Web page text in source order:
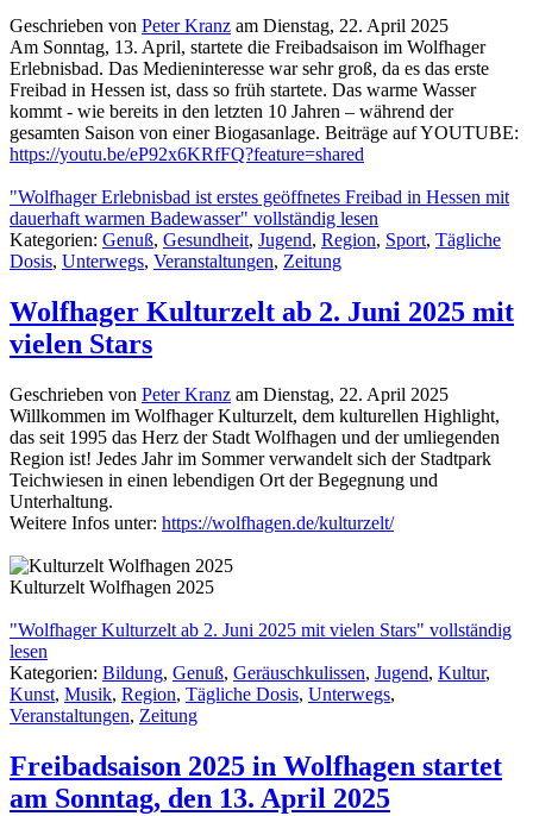
Geschrieben von Peter Kranz am Dienstag, 22. April 2025
Am Sonntag, 13. April, startete die Freibadsaison im Wolfhager
Erlebnisbad. Das Medieninteresse war sehr groß, da es das erste
Freibad in Hessen ist, dass so früh startete. Das warme Wasser
kommt - wie bereits in den letzten 10 Jahren – während der
gesamten Saison von einer Biogasanlage. Beiträge auf YOUTUBE:
https://youtu.be/eP92x6KRfFQ?feature=shared
"Wolfhager Erlebnisbad ist erstes geöffnetes Freibad in Hessen mit
dauerhaft warmen Badewasser" vollständig lesen
Kategorien: Genuß, Gesundheit, Jugend, Region, Sport, Tägliche
Dosis, Unterwegs, Veranstaltungen, Zeitung
Wolfhager Kulturzelt ab 2. Juni 2025 mit
vielen Stars
Geschrieben von Peter Kranz am Dienstag, 22. April 2025
Willkommen im Wolfhager Kulturzelt, dem kulturellen Highlight,
das seit 1995 das Herz der Stadt Wolfhagen und der umliegenden
Region ist! Jedes Jahr im Sommer verwandelt sich der Stadtpark
Teichwiesen in einen lebendigen Ort der Begegnung und
Unterhaltung.
Weitere Infos unter: https://wolfhagen.de/kulturzelt/
Kulturzelt Wolfhagen 2025
"Wolfhager Kulturzelt ab 2. Juni 2025 mit vielen Stars" vollständig
lesen
Kategorien: Bildung, Genuß, Geräuschkulissen, Jugend, Kultur,
Kunst, Musik, Region, Tägliche Dosis, Unterwegs,
Veranstaltungen, Zeitung
Freibadsaison 2025 in Wolfhagen startet
am Sonntag, den 13. April 2025